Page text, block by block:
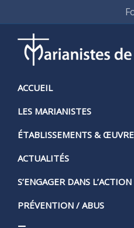
ACCUEIL
LES MARIANISTES
ÉTABLISSEMENTS &
ACTUALITÉS
S’ENGAGER DANS L’ACTION
PRÉVENTION / ABUS